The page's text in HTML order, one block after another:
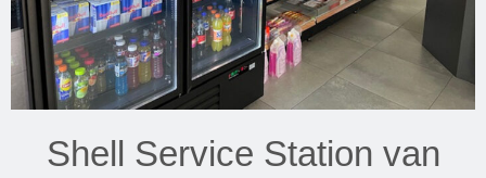
Shell Service Station van